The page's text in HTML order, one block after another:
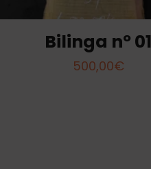
Bilinga nº 01
500,00€